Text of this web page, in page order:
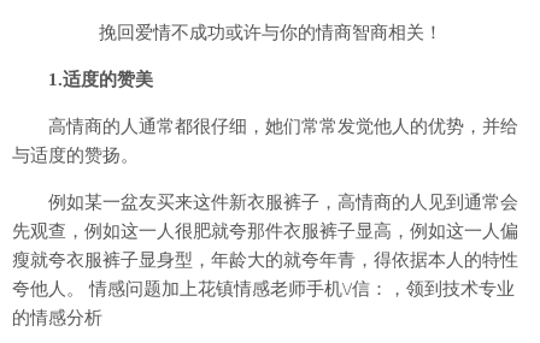
挽回爱情不成功或许与你的情商智商相关！
1.适度的赞美
高情商的人通常都很仔细，她们常常发觉他人的优势，并给
与适度的赞扬。
例如某一盆友买来这件新衣服裤子，高情商的人见到通常会
先观查，例如这一人很肥就夸那件衣服裤子显高，例如这一人偏
瘦就夸衣服裤子显身型，年龄大的就夸年青，得依据本人的特性
夸他人。 情感问题加上花镇情感老师手机\/信：
，领到技术专业
的情感分析